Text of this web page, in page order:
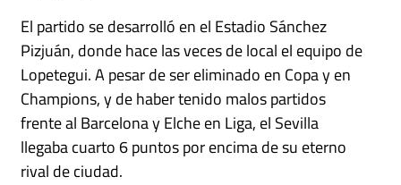
El partido se desarrolló en el Estadio Sánchez
Pizjuán, donde hace las veces de local el equipo de
Lopetegui. A pesar de ser eliminado en Copa y en
Champions, y de haber tenido malos partidos
frente al Barcelona y Elche en Liga, el Sevilla
llegaba cuarto 6 puntos por encima de su eterno
rival de ciudad.